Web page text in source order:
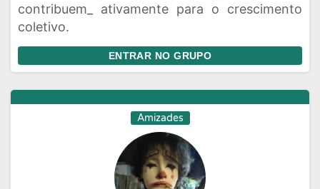
contribuem_ ativamente para o crescimento
coletivo.
ENTRAR NO GRUPO
Amizades